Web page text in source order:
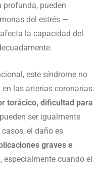
pueden
del estrés —
la capacidad del
este síndrome no
las arterias coronarias.
torácico, dificultad para
pueden ser igualmente
el daño es
graves e
, especialmente cuando el